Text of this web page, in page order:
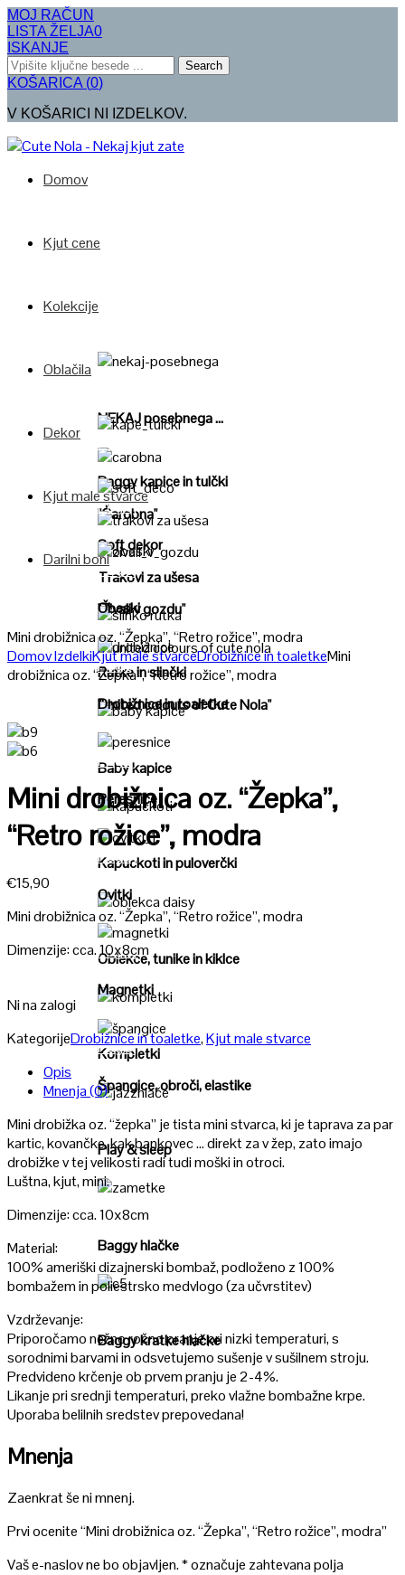
MOJ RAČUN
LISTA ŽELJA0
ISKANJE
Search
KOŠARICA (0)
V KOŠARICI NI IZDELKOV.
Domov
Kjut cene
Kolekcije
NEKAJ posebnega ...
Poglej
"Čarobna"
Poglej
"Živali v gozdu"
Poglej
"United colours of Cute Nola"
Oblačila
Poglej
Baggy kapice in tulčki
Poglej
Trakovi za ušesa
Poglej
Rutke in slinčki
Poglej
Baby kapice
Poglej
Kapuckoti in puloverčki
Poglej
Oblekce, tunike in kiklce
Poglej
Kompletki
Play & sleep
Poglej
Baggy hlačke
Baggy kratke hlačke
Dekor
Poglej
Soft dekor
Kjut male stvarce
Poglej
Obeski
Poglej
Drobižnice in toaletke
Poglej
Peresnice
Poglej
Ovitki
Poglej
Magnetki
Poglej
Špangice, obroči, elastike
Darilni boni
Mini drobižnica oz. “Žepka”, “Retro rožice”, modra
DomovIzdelkiKjut male stvarceDrobižnice in toaletkeMini
drobižnica oz. “Žepka”, “Retro rožice”, modra
Mini drobižnica oz. “Žepka”,
“Retro rožice”, modra
€15,90
Mini drobižnica oz. “Žepka”, “Retro rožice”, modra
Dimenzije: cca. 10x8cm
Ni na zalogi
KategorijeDrobižnice in toaletke,Kjut male stvarce
Opis
Mnenja (0)
Mini drobižka oz. “žepka” je tista mini stvarca, ki je taprava za par
kartic, kovančke, kak bankovec … direkt za v žep, zato imajo
drobižke v tej velikosti radi tudi moški in otroci.
Luštna, kjut, mini.
Dimenzije: cca. 10x8cm
Material:
100% ameriški dizajnerski bombaž, podloženo z 100%
bombažem in poliestrsko medvlogo (za učvrstitev)
Vzdrževanje:
Priporočamo nežno ročno pranje pri nizki temperaturi, s
sorodnimi barvami in odsvetujemo sušenje v sušilnem stroju.
Predvideno krčenje ob prvem pranju je 2-4%.
Likanje pri srednji temperaturi, preko vlažne bombažne krpe.
Uporaba belilnih sredstev prepovedana!
Mnenja
Zaenkrat še ni mnenj.
Prvi ocenite “Mini drobižnica oz. “Žepka”, “Retro rožice”, modra”
Vaš e-naslov ne bo objavljen.*označuje zahtevana polja